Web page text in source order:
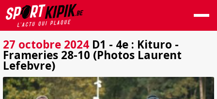
27 octobre 2024 D1 - 4e : Kituro -
Frameries 28-10 (Photos Laurent
Lefebvre)